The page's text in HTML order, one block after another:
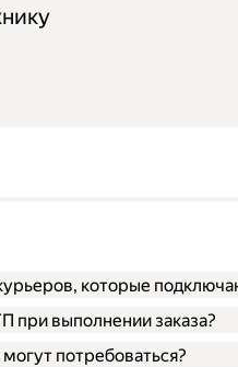
которые
при выполнении заказа?
потребоваться?